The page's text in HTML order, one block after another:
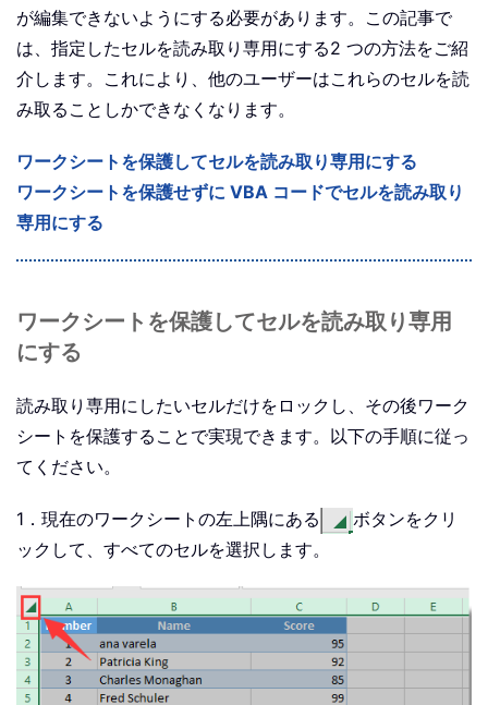
が編集できないようにする必要があります。この記事で
は、指定したセルを読み取り専用にする2 つの方法をご紹
介します。これにより、他のユーザーはこれらのセルを読
み取ることしかできなくなります。
ワークシートを保護してセルを読み取り専用にする
ワークシートを保護せずに VBA コードでセルを読み取り
専用にする
ワークシートを保護してセルを読み取り専用
にする
読み取り専用にしたいセルだけをロックし、その後ワーク
シートを保護することで実現できます。以下の手順に従っ
てください。
1．現在のワークシートの左上隅にある
ボタンをクリ
ックして、すべてのセルを選択します。